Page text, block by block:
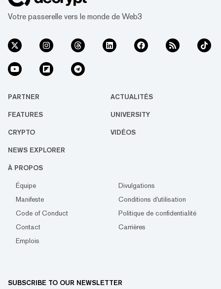
Votre passerelle vers le monde de Web3
PARTNER ACTUALITÉS
FEATURES UNIVERSITY
CRYPTO VIDÉOS
NEWS EXPLORER
À PROPOS
Équipe
Divulgations
Manifeste
Conditions d'utilisation
Code of Conduct
Politique de confidentialité
Contact
Carrières
Emplois
SUBSCRIBE TO OUR NEWSLETTER